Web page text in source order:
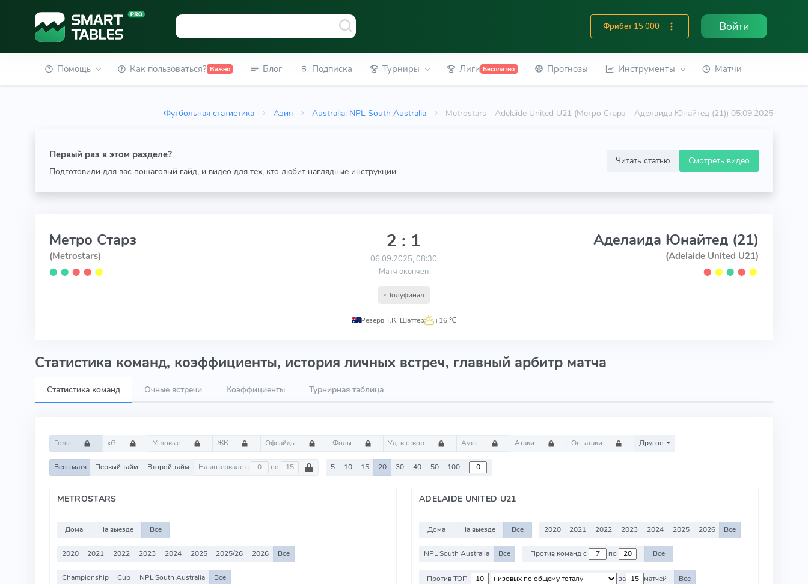
Фрибет 15 000 Войти
Помощь Как пользоваться? Важно Блог Подписка Турниры Лиги Бесплатно Прогнозы Инструменты Матчи
Футбольная статистика Азия Australia: NPL South Australia Metrostars - Adelaide United U21 (Метро Старз - Аделаида Юнайтед (21)) 05.09.2025
Первый раз в этом разделе?
Подготовили для вас пошаговый гайд, и видео для тех, кто любит наглядные инструкции
Читать статью Смотреть видео
Метро Старз
(Metrostars)
⬤ ⬤ ⬤ ⬤ ⬤
2 : 1
06.09.2025, 08:30
Матч окончен
Полуфинал
Резерв Т.К. Шаттер
, +16 ℃
Аделаида Юнайтед (21)
(Adelaide United U21)
⬤ ⬤ ⬤ ⬤ ⬤
Статистика команд, коэффициенты, история личных встреч, главный арбитр матча
Статистика команд Очные встречи Коэффициенты Турнирная таблица
Голы xG Угловые ЖК Офсайды Фолы Уд. в створ Ауты Атаки Оп. атаки Другое
Весь матч Первый тайм Второй тайм На интервале с по 5 10 15 20 30 40 50 100
METROSTARS
Дома На выезде Все
2020 2021 2022 2023 2024 2025 2025/26 2026 Все
Championship Cup NPL South Australia Все
ADELAIDE UNITED U21
Дома На выезде Все 2020 2021 2022 2023 2024 2025 2026 Все
NPL South Australia Все Против команд с по Все
Против ТОП- за матчей Все